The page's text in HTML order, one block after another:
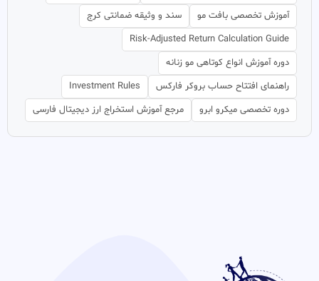
آموزش تخصصی بافت مو
سند و وثیقه ضمانتی کرج
Risk-Adjusted Return Calculation Guide
دوره آموزش انواع کوتاهی مو زنانه
راهنمای افتتاح حساب بروکر فارکس
Investment Rules
دوره تخصصی میکرو ابرو
مرجع آموزش استخراج ارز دیجیتال فارسی